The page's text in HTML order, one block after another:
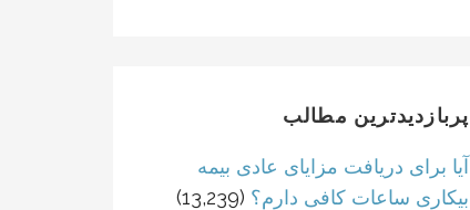
پربازدیدترین مطالب
آیا برای دریافت مزایای عادی بیمه
بیکاری ساعات کافی دارم؟ (13,239)